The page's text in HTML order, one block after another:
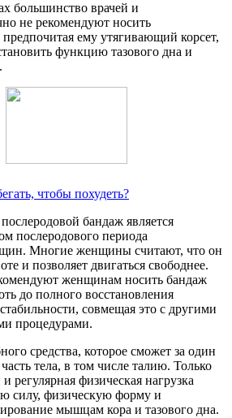
большинство врачей и
не рекомендуют носить
ему утягивающий корсет,
функцию тазового дна и
чтобы похудеть?
бандаж является
послеродового периода
Многие женщины считают, что он
и позволяет двигаться свободнее.
женщинам носить бандаж
до полного восстановления
совмещая это с другими
процедурами.
средства, которое сможет за один
тела, в том числе талию. Только
регулярная физическая нагрузка
силу, физическую форму и
мышцам кора и тазового дна.